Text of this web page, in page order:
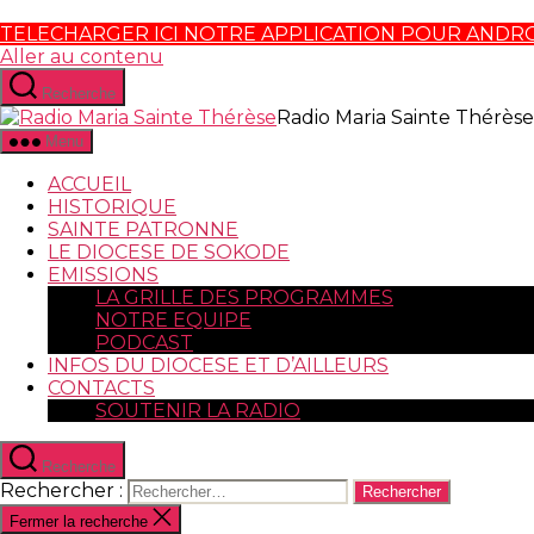
TELECHARGER ICI NOTRE APPLICATION POUR
Aller au contenu
Recherche
Radio Maria Sainte Thérèse
Menu
ACCUEIL
HISTORIQUE
SAINTE PATRONNE
LE DIOCESE DE SOKODE
EMISSIONS
LA GRILLE DES PROGRAMMES
NOTRE EQUIPE
PODCAST
INFOS DU DIOCESE ET D’AILLEURS
CONTACTS
SOUTENIR LA RADIO
Recherche
Rechercher :
Fermer la recherche